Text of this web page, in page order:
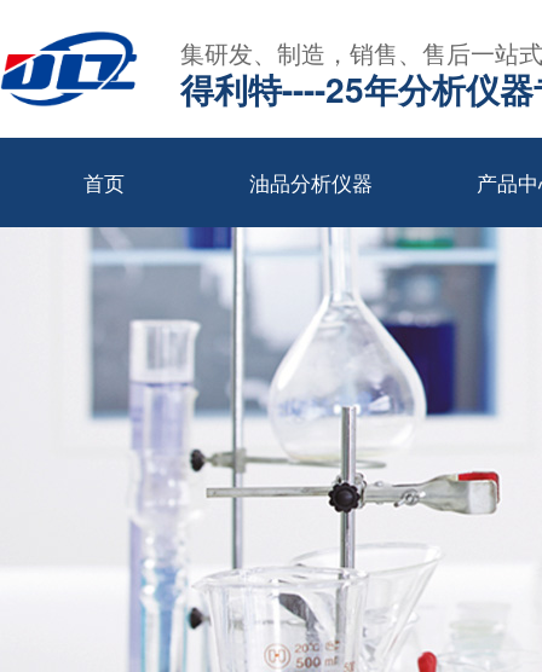
集研发、制造，销售、售后一站
得利特----25年分析仪
首页 油品分析仪器 产品